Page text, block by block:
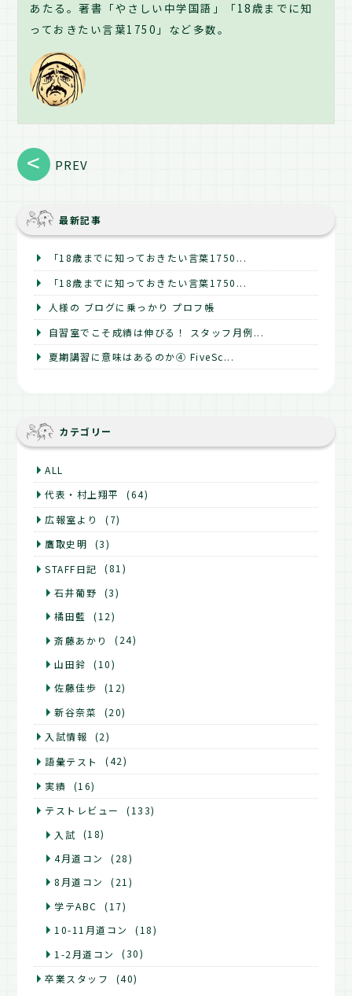
あたる。著書「やさしい中学国語」「18歳までに知
っておきたい言葉1750」など多数。
PREV
最新記事
「18歳までに知っておきたい言葉1750...
「18歳までに知っておきたい言葉1750...
人様の ブログに乗っかり プロフ帳
自習室でこそ成績は伸びる！ スタッフ月例...
夏期講習に意味はあるのか④ FiveSc...
カテゴリー
ALL
代表・村上翔平
(64)
広報室より
(7)
鷹取史明
(3)
STAFF日記
(81)
石井葡野
(3)
橘田藍
(12)
斎藤あかり
(24)
山田鈴
(10)
佐藤佳歩
(12)
新谷奈菜
(20)
入試情報
(2)
語彙テスト
(42)
実績
(16)
テストレビュー
(133)
入試
(18)
4月道コン
(28)
8月道コン
(21)
学テABC
(17)
10-11月道コン
(18)
1-2月道コン
(30)
卒業スタッフ
(40)